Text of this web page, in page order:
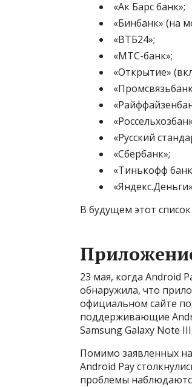
«Ак Барс банк»;
«Бинбанк» (на
«ВТБ24»;
​«МТС-банк»;
«Открытие»
«Русский
«Сбербанк»;
«Тинькофф
В будущем этот
23 мая, когда Android
обнаружила, что
официальном сайте
поддерживающие
Samsung Galaxy Note
Помимо заявленных
Android Pay
проблемы